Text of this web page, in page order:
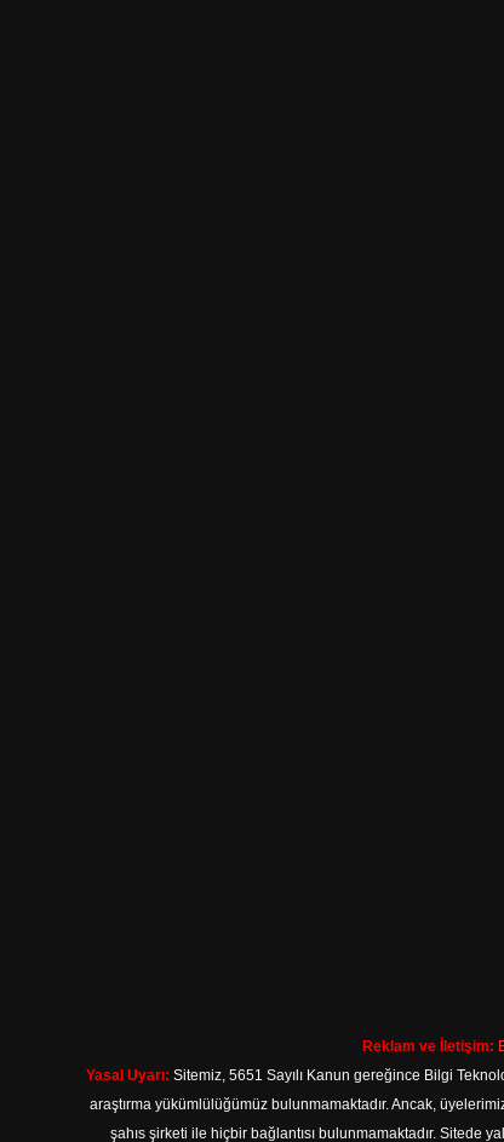
Reklam ve İletişim:
Yasal Uyarı: Sitemiz, 5651 Sayılı Kanun gereğince Bilgi
araştırma yükümlülüğümüz bulunmamaktadır. Ancak,
şahıs şirketi ile hiçbir bağlantısı bulunmamaktadır. Sitede